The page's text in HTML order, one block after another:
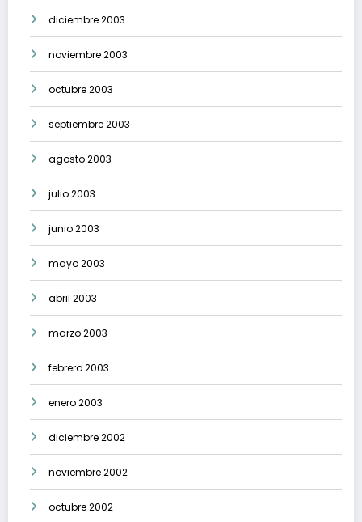
diciembre 2003
noviembre 2003
octubre 2003
septiembre 2003
agosto 2003
julio 2003
junio 2003
mayo 2003
abril 2003
marzo 2003
febrero 2003
enero 2003
diciembre 2002
noviembre 2002
octubre 2002